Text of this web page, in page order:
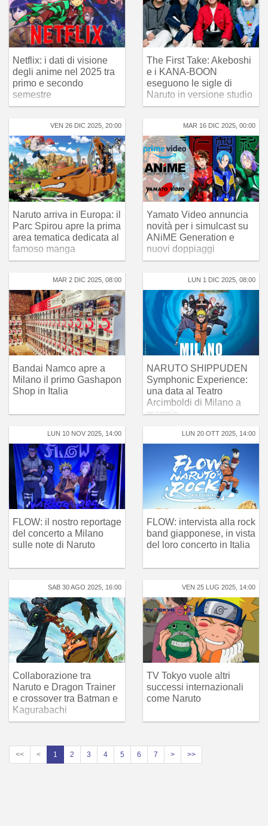
Netflix: i dati di visione
degli anime nel 2025 tra
primo e secondo
semestre
The First Take: Akeboshi
e i KANA-BOON
eseguono le sigle di
Naruto in versione studio
VEN 26 DIC 2025, 20:00
Naruto arriva in Europa: il
Parc Spirou apre la prima
area tematica dedicata al
famoso manga
MAR 16 DIC 2025, 00:00
Yamato Video annuncia
novità per i simulcast su
ANiME Generation e
nuovi doppiaggi
MAR 2 DIC 2025, 08:00
Bandai Namco apre a
Milano il primo Gashapon
Shop in Italia
LUN 1 DIC 2025, 08:00
NARUTO SHIPPUDEN
Symphonic Experience:
una data al Teatro
Arcimboldi di Milano a
maggio
LUN 10 NOV 2025, 14:00
FLOW: il nostro reportage
del concerto a Milano
sulle note di Naruto
LUN 20 OTT 2025, 14:00
FLOW: intervista alla rock
band giapponese, in vista
del loro concerto in Italia
SAB 30 AGO 2025, 16:00
Collaborazione tra
Naruto e Dragon Trainer
e crossover tra Batman e
Kagurabachi
VEN 25 LUG 2025, 14:00
TV Tokyo vuole altri
successi internazionali
come Naruto
<< < 1 2 3 4 5 6 7 > >>